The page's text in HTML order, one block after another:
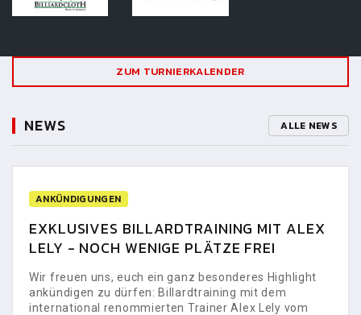
ZUM TURNIERKALENDER
NEWS ALLE NEWS
ANKÜNDIGUNGEN
EXKLUSIVES BILLARDTRAINING MIT ALEX
LELY - NOCH WENIGE PLÄTZE FREI
Wir freuen uns, euch ein ganz besonderes Highlight
ankündigen zu dürfen: Billardtraining mit dem
international renommierten Trainer Alex Lely vom